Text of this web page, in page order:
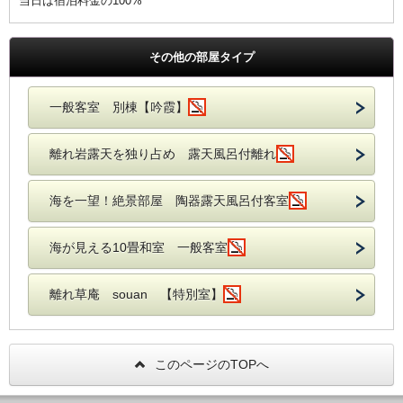
その他の部屋タイプ
一般客室 別棟【吟霞】
離れ岩露天を独り占め 露天風呂付離れ
海を一望！絶景部屋 陶器露天風呂付客室
海が見える10畳和室 一般客室
離れ草庵 souan 【特別室】
このページのTOPへ